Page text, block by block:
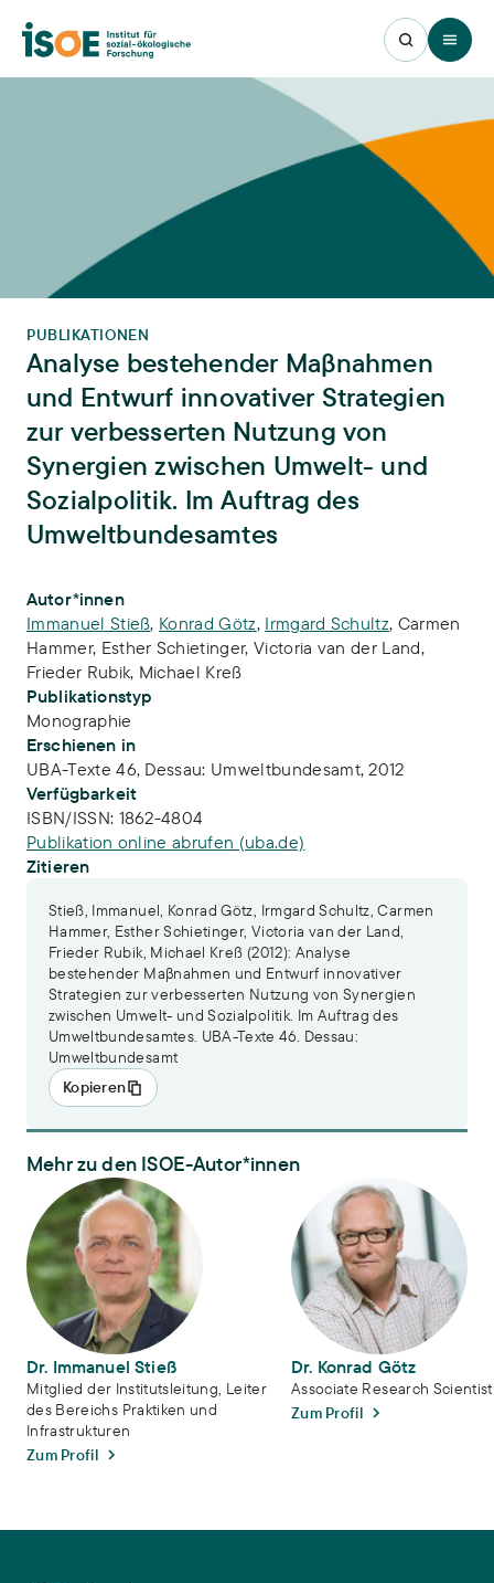
Open
PUBLIKATIONEN
Analyse bestehender Maβnahmen
und Entwurf innovativer Strategien
zur verbesserten Nutzung von
Synergien zwischen Umwelt- und
Sozialpolitik. Im Auftrag des
Umweltbundesamtes
Publikations-Infos
Autor*innen
Immanuel Stieß, Konrad Götz, Irmgard Schultz, Carmen
Hammer, Esther Schietinger, Victoria van der Land,
Frieder Rubik, Michael Kreß
Publikationstyp
Monographie
Erschienen in
UBA-Texte 46, Dessau: Umweltbundesamt, 2012
Verfügbarkeit
ISBN/ISSN: 1862-4804
Publikation online abrufen (uba.de)
Zitieren
Stieß, Immanuel, Konrad Götz, Irmgard Schultz, Carmen
Hammer, Esther Schietinger, Victoria van der Land,
Frieder Rubik, Michael Kreß (2012): Analyse
bestehender Maβnahmen und Entwurf innovativer
Strategien zur verbesserten Nutzung von Synergien
zwischen Umwelt- und Sozialpolitik. Im Auftrag des
Umweltbundesamtes. UBA-Texte 46. Dessau:
Umweltbundesamt
Kopieren
Mehr zu den ISOE-Autor*innen
Dr. Immanuel Stieß
Dr. Immanuel Stieß
Mitglied der Institutsleitung, Leiter
des Bereichs Praktiken und
Infrastrukturen
Zum Profil
Dr. Konrad Götz
Dr. Konrad Götz
Associate Research Scientist
Zum Profil